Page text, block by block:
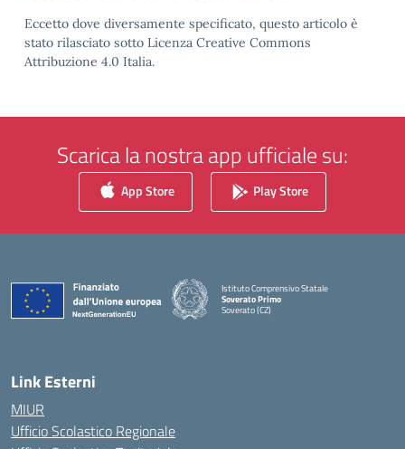
Eccetto dove diversamente specificato, questo articolo è
stato rilasciato sotto Licenza Creative Commons
Attribuzione 4.0 Italia.
Scarica la nostra app ufficiale su:
App Store Play Store
Istituto Comprensivo Statale
Soverato Primo
Soverato (CZ)
Link Esterni
MIUR
Ufficio Scolastico Regionale